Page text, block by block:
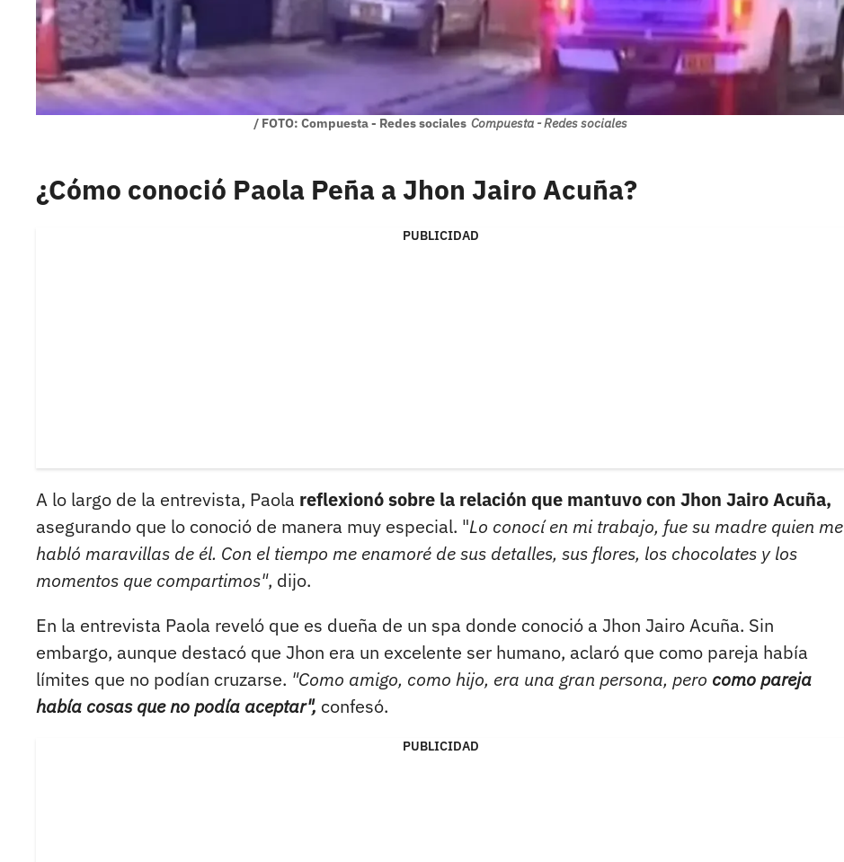
/ FOTO: Compuesta - Redes sociales Compuesta - Redes sociales
¿Cómo conoció Paola Peña a Jhon Jairo Acuña?
PUBLICIDAD
A lo largo de la entrevista, Paola reflexionó sobre la relación que mantuvo con Jhon Jairo Acuña,
asegurando que lo conoció de manera muy especial. "Lo conocí en mi trabajo, fue su madre quien me
habló maravillas de él. Con el tiempo me enamoré de sus detalles, sus flores, los chocolates y los
momentos que compartimos", dijo.
En la entrevista Paola reveló que es dueña de un spa donde conoció a Jhon Jairo Acuña. Sin
embargo, aunque destacó que Jhon era un excelente ser humano, aclaró que como pareja había
límites que no podían cruzarse. "Como amigo, como hijo, era una gran persona, pero como pareja
había cosas que no podía aceptar", confesó.
PUBLICIDAD